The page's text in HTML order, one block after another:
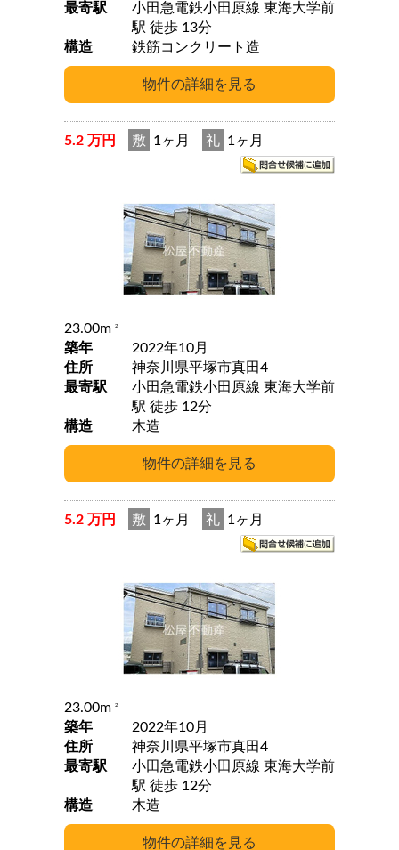
最寄駅
小田急電鉄小田原線 東海大学前
駅 徒歩 13分
構造
鉄筋コンクリート造
5.2 万円 敷 1ヶ月 礼 1ヶ月
23.00m 2
築年
2022年10月
住所
神奈川県平塚市真田4
最寄駅
小田急電鉄小田原線 東海大学前
駅 徒歩 12分
構造
木造
5.2 万円 敷 1ヶ月 礼 1ヶ月
23.00m 2
築年
2022年10月
住所
神奈川県平塚市真田4
最寄駅
小田急電鉄小田原線 東海大学前
駅 徒歩 12分
構造
木造